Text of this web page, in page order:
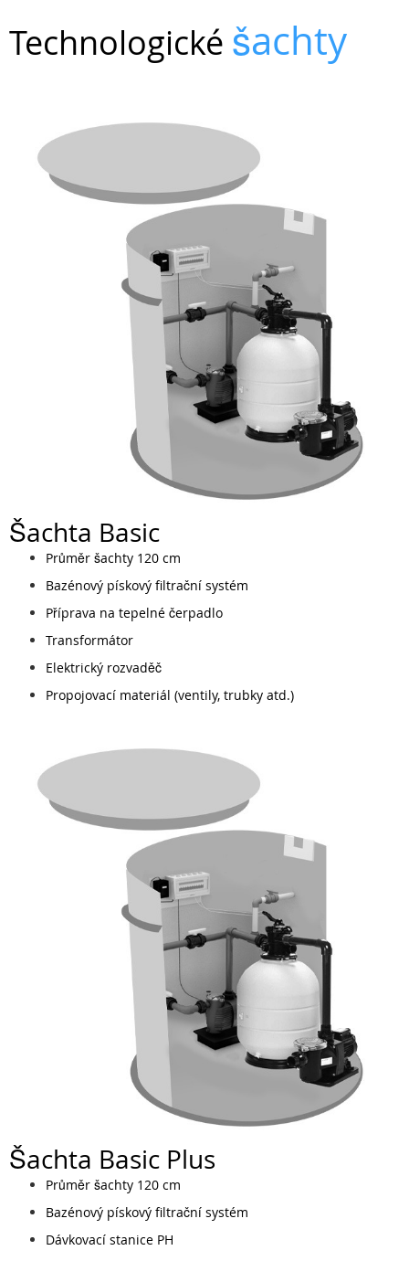
Technologické šachty
Šachta Basic
Průměr šachty 120 cm
Bazénový pískový filtrační systém
Příprava na tepelné čerpadlo
Transformátor
Elektrický rozvaděč
Propojovací materiál (ventily, trubky atd.)
Šachta Basic Plus
Průměr šachty 120 cm
Bazénový pískový filtrační systém
Dávkovací stanice PH